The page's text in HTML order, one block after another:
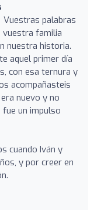
Vuestras palabras
vuestra familia
nuestra historia.
aquel primer día
con esa ternura y
acompañasteis
nuevo y no
un impulso
cuando Iván y
y por creer en